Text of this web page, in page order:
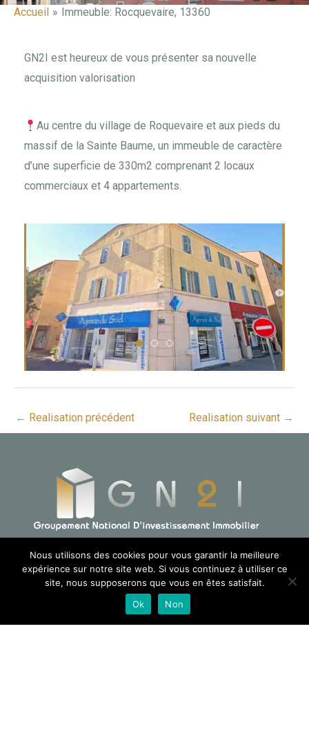
Accueil Immeuble: Rocquevaire, 13360
GN2I est heureux de vous présenter sa nouvelle
acquisition valorisation
Au centre du village de Roquevaire et aux pieds du
massif de la Sainte Baume, un immeuble de caractère
d’une superficie de 330m2 comprenant 2 locaux
commerciaux et 4 appartements.
Navigation
articles
← Realisation précédent Realisation suivant →
ACCUEIL
GROUPE
NOS SERVICES
Nous utilisons des cookies pour vous garantir la meilleure
expérience sur notre site web. Si vous continuez à utiliser ce
site, nous supposerons que vous en êtes satisfait.
Ok
Non